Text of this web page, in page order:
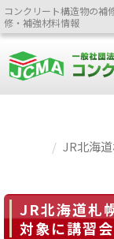
コンクリート構造物の補
修・補強材料情報
JR北海
JR北海道札
対象に講習